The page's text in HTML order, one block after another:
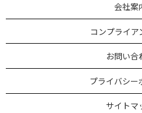
会社案
コンプライア
お問い合
プライバシー
サイトマ